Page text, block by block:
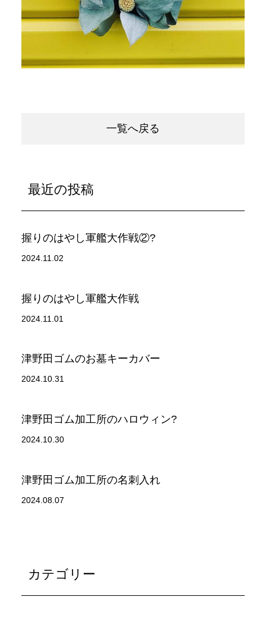
一覧へ戻る
最近の投稿
握りのはやし軍艦大作戦②?
2024.11.02
握りのはやし軍艦大作戦
2024.11.01
津野田ゴムのお墓キーカバー
2024.10.31
津野田ゴム加工所のハロウィン?
2024.10.30
津野田ゴム加工所の名刺入れ
2024.08.07
カテゴリー